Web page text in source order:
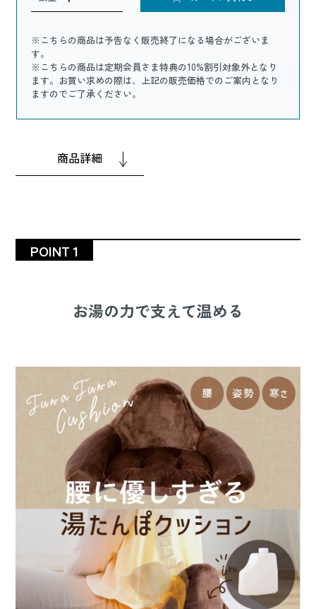
※こちらの商品は予告なく販売終了になる場合がございま
す。
※こちらの商品は定期会員さま特典の10%割引対象外となり
ます。お買い求めの際は、上記の販売価格でのご案内となり
ますのでご了承ください。
商品詳細
POINT 1
お湯の力で支えて温める